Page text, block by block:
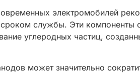
электромобилей
службы. Эти компоненты
углеродных частиц,
может значительно